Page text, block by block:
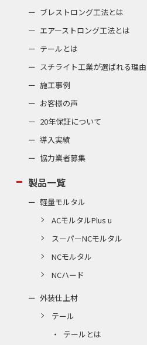
ブレストロング工法とは
エアーストロング工法とは
テールとは
スチライト工業が選ばれる理由
施工事例
お客様の声
20年保証について
導入実績
協力業者募集
製品一覧
軽量モルタル
ACモルタルPlus u
スーパーNCモルタル
NCモルタル
NCハード
外装仕上材
テール
テールとは